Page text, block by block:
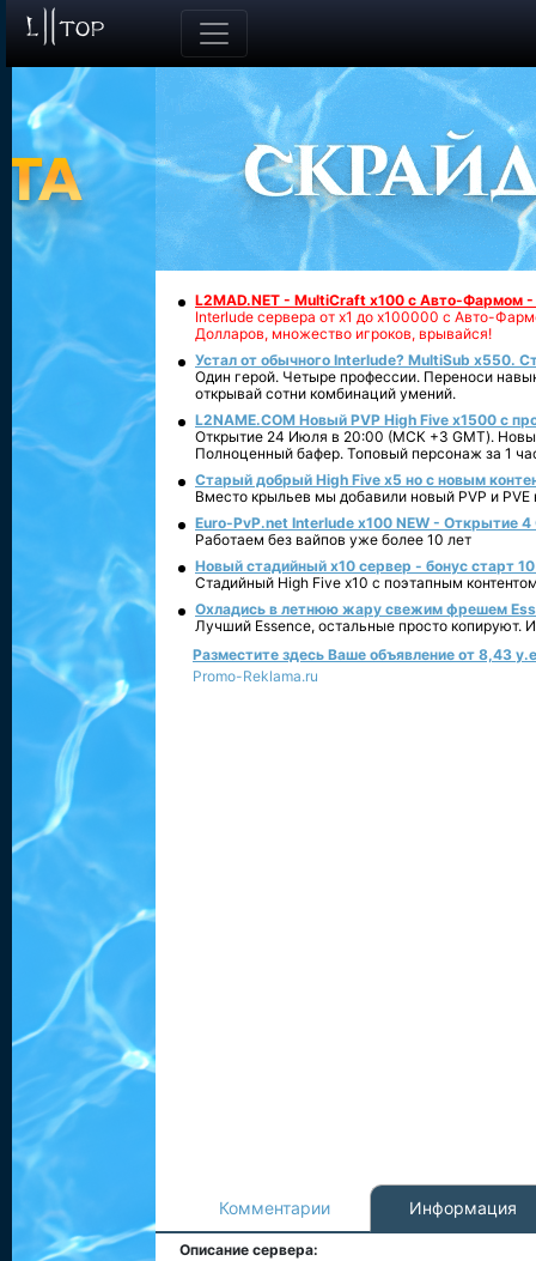
L2MAD.NET - MultiCraft x100 с Авто-Фармом
Interlude сервера от х1 до х100000 с Авто-
Долларов, множество игроков, врывайся!
Устал от обычного Interlude? MultiSub x550.
Один герой. Четыре профессии. Переноси
открывай сотни комбинаций умений.
L2NAME.COM Новый PVP High Five x1500 с
Открытие 24 Июля в 20:00 (МСК +3 GMT).
Полноценный бафер. Топовый персонаж за 1
Старый добрый High Five x5 но с новым
Вместо крыльев мы добавили новый PVP и PVE
Euro-PvP.net Interlude х100 NEW - Открытие 4
Работаем без вайпов уже более 10 лет
Новый стадийный х10 сервер - бонус старт
Стадийный High Five x10 с поэтапным
Охладись в летнюю жару свежим фрешем
Лучший Essence, остальные просто копируют.
Разместите здесь Ваше объявление от 8,43
Promo-Reklama.ru
Комментарии Информация
Описание сервера: